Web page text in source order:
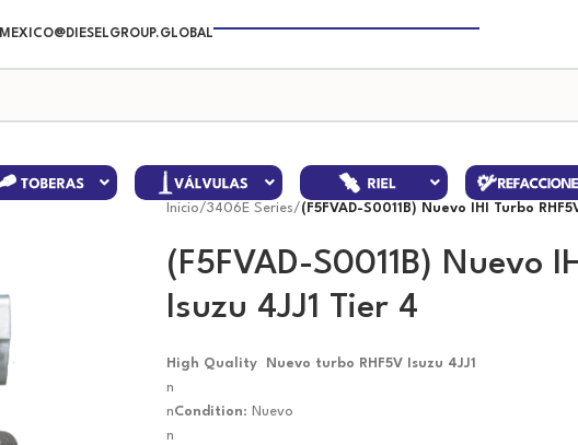
MEXICO@DIESELGROUP.GLOBAL
Inicio/3406E Series/ (F5FVAD-S0011B) Nuevo IHI Turbo
(F5FVAD-S0011B) Nuevo
Isuzu 4JJ1 Tier 4
High Quality Nuevo turbo RHF5V Isuzu 4JJ1
n
nCondition: Nuevo
n